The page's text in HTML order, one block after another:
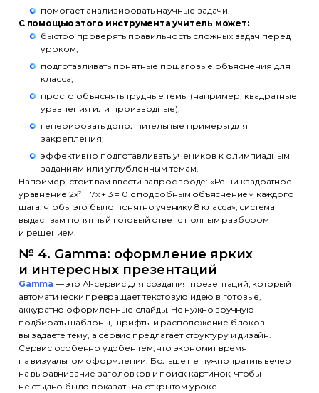
помогает анализировать научные задачи.
С помощью этого инструмента учитель может:
быстро проверять правильность сложных задач перед
уроком;
подготавливать понятные пошаговые объяснения для
класса;
просто объяснять трудные темы (например, квадратные
уравнения или производные);
генерировать дополнительные примеры для
закрепления;
эффективно подготавливать учеников к олимпиадным
заданиям или углубленным темам.
Например, стоит вам ввести запрос вроде: «Реши квадратное
уравнение 2x² − 7x + 3 = 0 с подробным объяснением каждого
шага, чтобы это было понятно ученику 8 класса», система
выдаст вам понятный готовый ответ с полным разбором
и решением.
№ 4. Gamma: оформление ярких
и интересных презентаций
Gamma — это AI-сервис для создания презентаций, который
автоматически превращает текстовую идею в готовые,
аккуратно оформленные слайды. Не нужно вручную
подбирать шаблоны, шрифты и расположение блоков —
вы задаете тему, а сервис предлагает структуру и дизайн.
Сервис особенно удобен тем, что экономит время
на визуальном оформлении. Больше не нужно тратить вечер
на выравнивание заголовков и поиск картинок, чтобы
не стыдно было показать на открытом уроке.